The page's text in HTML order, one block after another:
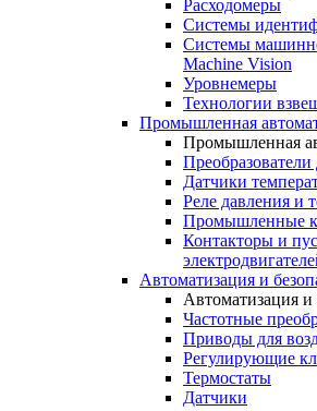
Расходомеры
Системы
Системы
Machine Vision
Уровнемеры
Технологии
Промышленная
Промышленная
Преобразователи
Датчики
Реле давления и
Промышленные
Контакторы и
Автоматизация и
Автоматизация и
Частотные
Приводы для
Регулирующие
Термостаты
Датчики